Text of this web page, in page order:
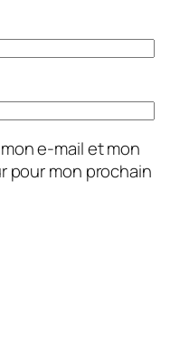
e-mail et mon
pour mon prochain